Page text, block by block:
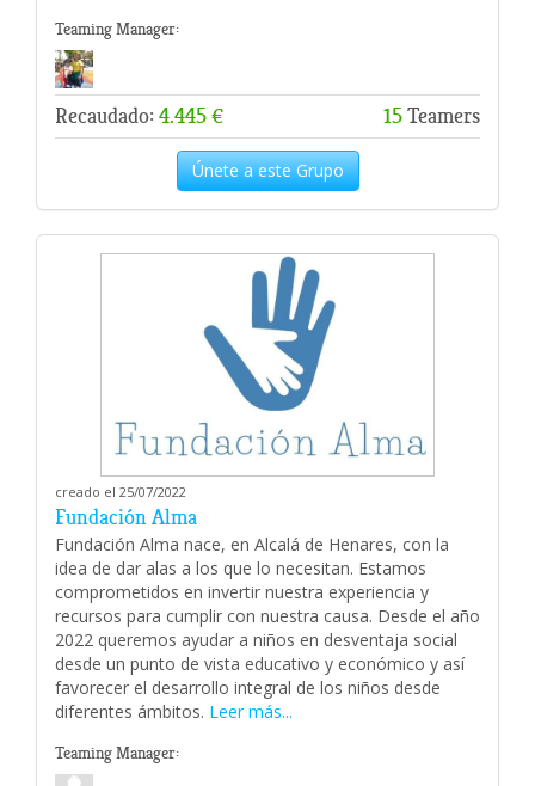
Teaming Manager:
Recaudado: 4.445 € 15Teamers
Únete a este Grupo
creado el 25/07/2022
Fundación Alma
Fundación Alma nace, en Alcalá de Henares, con la
idea de dar alas a los que lo necesitan. Estamos
comprometidos en invertir nuestra experiencia y
recursos para cumplir con nuestra causa. Desde el año
2022 queremos ayudar a niños en desventaja social
desde un punto de vista educativo y económico y así
favorecer el desarrollo integral de los niños desde
diferentes ámbitos. Leer más...
Teaming Manager: